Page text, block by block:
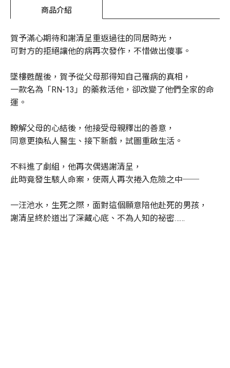
商品介紹
賀予滿心期待和謝清呈重返過往的同居時光，
可對方的拒絕讓他的病再次發作，不惜做出傻事。
墜樓甦醒後，賀予從父母那得知自己罹病的真相，
一款名為「RN-13」的藥救活他，卻改變了他們全家的命
運。
瞭解父母的心結後，他接受母親釋出的善意，
同意更換私人醫生、接下新戲，試圖重啟生活。
不料進了劇組，他再次偶遇謝清呈，
此時竟發生駭人命案，使兩人再次捲入危險之中──
一汪池水，生死之際，面對這個願意陪他赴死的男孩，
謝清呈終於道出了深藏心底、不為人知的祕密……